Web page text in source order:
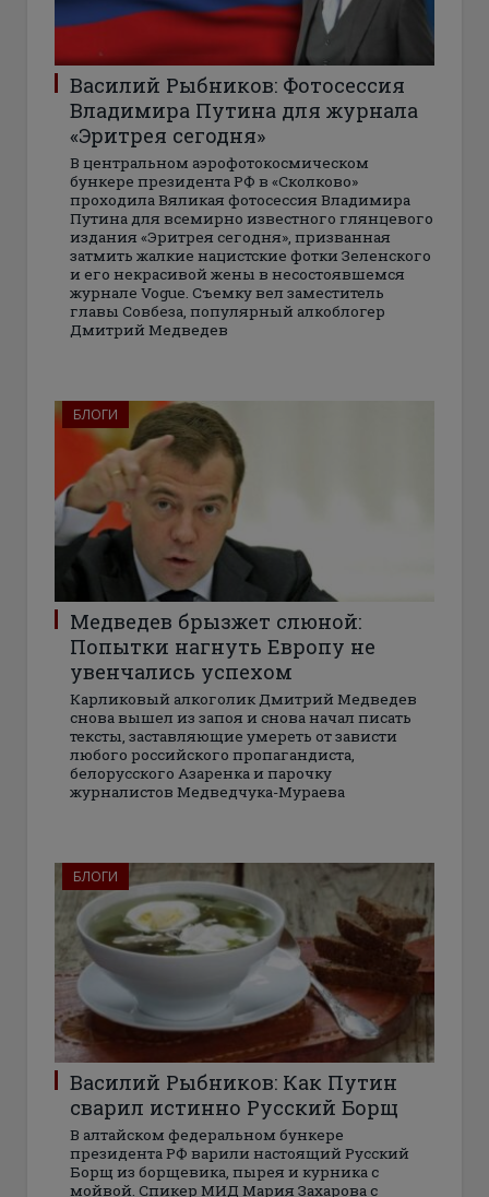
Василий Рыбников: Фотосессия
Владимира Путина для журнала
«Эритрея сегодня»
В центральном аэрофотокосмическом
бункере президента РФ в «Сколково»
проходила Вяликая фотосессия Владимира
Путина для всемирно известного глянцевого
издания «Эритрея сегодня», призванная
затмить жалкие нацистские фотки Зеленского
и его некрасивой жены в несостоявшемся
журнале Vogue. Съемку вел заместитель
главы Совбеза, популярный алкоблогер
Дмитрий Медведев
БЛОГИ
Медведев брызжет слюной:
Попытки нагнуть Европу не
увенчались успехом
Карликовый алкоголик Дмитрий Медведев
снова вышел из запоя и снова начал писать
тексты, заставляющие умереть от зависти
любого российского пропагандиста,
белорусского Азаренка и парочку
журналистов Медведчука-Мураева
БЛОГИ
Василий Рыбников: Как Путин
сварил истинно Русский Борщ
В алтайском федеральном бункере
президента РФ варили настоящий Русский
Борщ из борщевика, пырея и курника с
мойвой. Спикер МИД Мария Захарова с